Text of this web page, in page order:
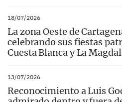
18/07/2026
La zona Oeste de
celebrando sus fiestas
Cuesta Blanca y La
13/07/2026
Reconocimiento a Luis